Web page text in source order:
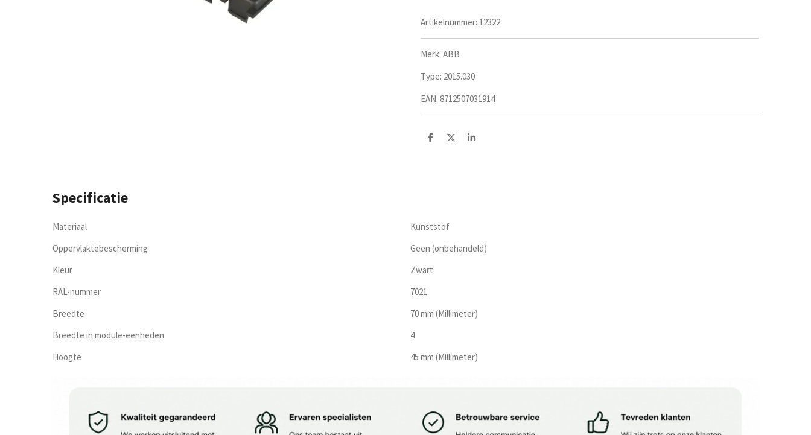
Artikelnummer: 12322
Merk: ABB
Type: 2015.030
EAN: 8712507031914
D
D
S
Specificatie
Materiaal
Kunststof
Oppervlaktebescherming
Geen (onbehandeld)
Kleur
Zwart
RAL-nummer
7021
Breedte
70 mm (Millimeter)
Breedte in module-eenheden
4
Hoogte
45 mm (Millimeter)